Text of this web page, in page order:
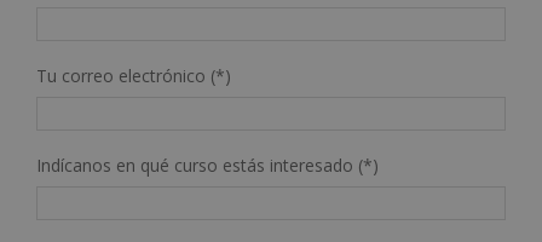
Tu correo electrónico (*)
Indícanos en qué curso estás interesado (*)